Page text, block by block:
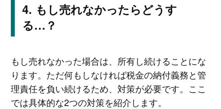
もし売れなかったらどうす
る…？
もし売れなかった場合は、所有し続けることにな
ります。ただ何もしなければ税金の納付義務と管
理責任を負い続けるため、対策が必要です。ここ
では具体的な2つの対策を紹介します。